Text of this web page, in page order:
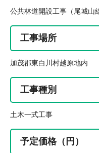
公共林道開設工事（尾城山
工事場所
加茂郡東白川村越原地内
工事種別
土木一式工事
予定価格（円）